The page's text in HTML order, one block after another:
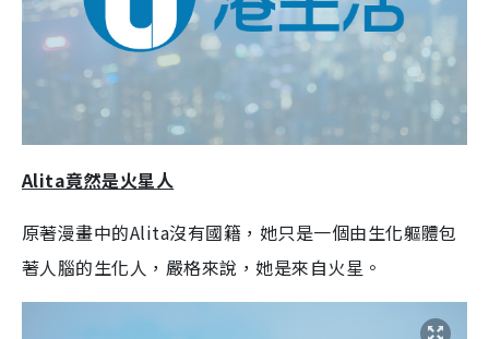
Alita竟然是火星人
原著漫畫中的Alita沒有國籍，她只是一個由生化軀體包
著人腦的生化人，嚴格來說，她是來自火星。